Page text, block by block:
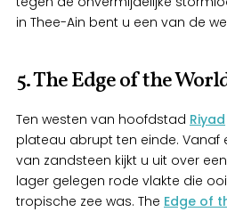
in Thee-Ain bent u een van de
5. The Edge of the
Ten westen van hoofdstad Riyad
plateau abrupt ten einde. Vanaf
van zandsteen kijkt u uit over
lager gelegen rode vlakte die
tropische zee was. The Edge of